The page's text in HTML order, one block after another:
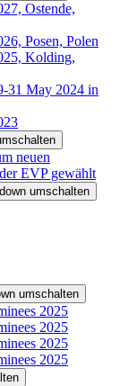
Ostende,
Posen, Polen
Kolding,
31 May 2024 in
neuen
EVP gewählt
umschalten
umschalten
2025
2025
2025
2025